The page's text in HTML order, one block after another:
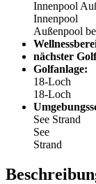
Innenpool
Innenpool
Außenpool
nächster
Golfanlage:
18-Loch
18-Loch
See Strand
See
Strand